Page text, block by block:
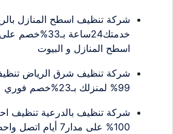
شركة تنظيف اسطح المنازل بالرياض في
خدمتك24ساعة بـ33%خصم على تنظيف
اسطح المنازل و البيوت
شركة تنظيف شرق الرياض تنظيف شامل
شركة تنظيف بالدرعية تنظيف احترافي
100% على مدار7 أيام اتصل واحصل